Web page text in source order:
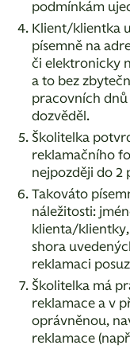
podmínkám
Klient/klientka
písemně na
či elektronicky
a to bez
pracovních dnů
dozvěděl.
Školitelka
reklamačního
nejpozději do 2
Takováto
náležitosti:
klienta/
shora
reklamaci
Školitelka má
reklamace a v
oprávněnou,
reklamace